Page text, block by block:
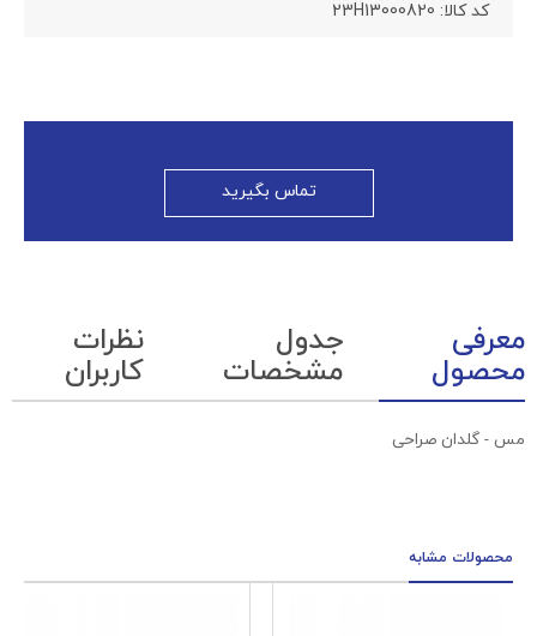
کد کالا: 23H13000820
تماس بگیرید
معرفی
محصول
جدول
مشخصات
نظرات
کاربران
مس - گلدان صراحی
محصولات مشابه